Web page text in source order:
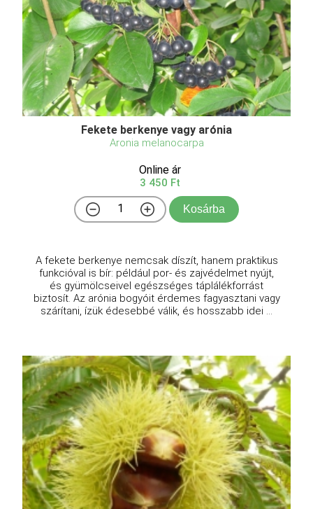
Fekete berkenye vagy arónia
Aronia melanocarpa
Online ár
3 450 Ft
Kosárba
A fekete berkenye nemcsak díszít, hanem praktikus
funkcióval is bír: például por- és zajvédelmet nyújt,
és gyümölcseivel egészséges táplálékforrást
biztosít. Az arónia bogyóit érdemes fagyasztani vagy
szárítani, ízük édesebbé válik, és hosszabb idei ...